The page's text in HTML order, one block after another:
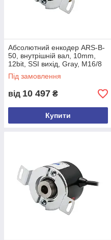
Абсолютний енкодер ARS-B-
50, внутрішній вал, 10mm,
12bit, SSI вихід, Gray, M16/8
male conn., боковий
Під замовлення
від 10 497 ₴
Купити